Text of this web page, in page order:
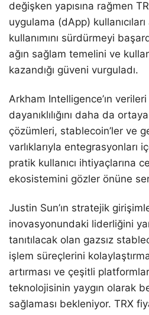
değişken yapısına rağmen
uygulama (dApp)
kullanımını sürdürmeyi
ağın sağlam temelini ve
kazandığı güveni vurguladı.
Arkham Intelligence’ın verileri
dayanıklılığını daha da
çözümleri, stablecoin’ler ve
varlıklarıyla entegrasyonları
pratik kullanıcı ihtiyaçlarına
ekosistemini gözler önüne
Justin Sun’ın stratejik
inovasyonundaki liderliğini
tanıtılacak olan gazsız
işlem süreçlerini
artırması ve çeşitli
teknolojisinin yaygın olarak
sağlaması bekleniyor. TRX